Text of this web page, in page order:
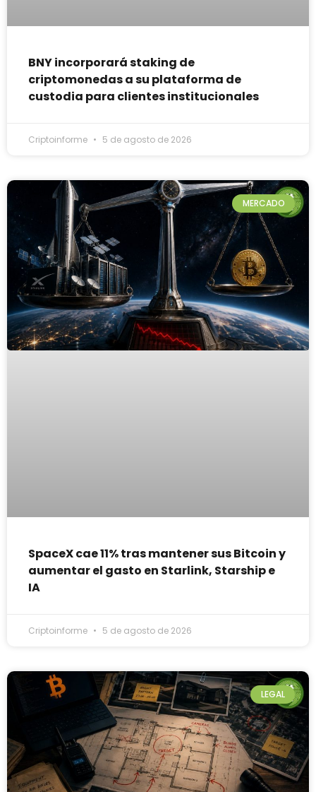
BNY incorporará staking de
criptomonedas a su plataforma de
custodia para clientes institucionales
Criptoinforme 5 de agosto de 2026
MERCADO
SpaceX cae 11% tras mantener sus Bitcoin y
aumentar el gasto en Starlink, Starship e
IA
Criptoinforme 5 de agosto de 2026
LEGAL